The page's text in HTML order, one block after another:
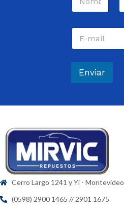
m
*
C
r
r
o
t
r
ó
n
i
c
o
*
Enviar
Cerro Largo 1241 y Yi - Montevideo
(0598) 2900 1465 // 2901 1675